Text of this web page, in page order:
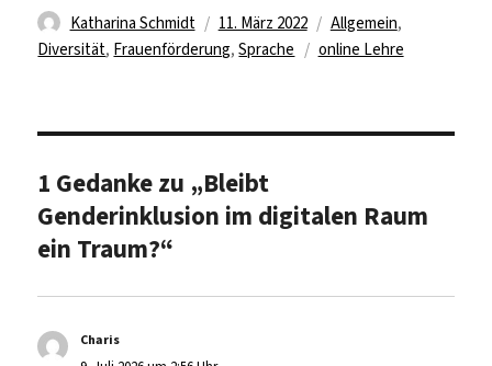
Autor
Katharina Schmidt
Veröffentlicht
am
11. März 2022 Kategorien
Allgemein,
Diversität, Frauenförderung,Sprache Schlagwörter
online Lehre
1 Gedanke zu „Bleibt
Genderinklusion im digitalen Raum
ein Traum?“
Charissagt: